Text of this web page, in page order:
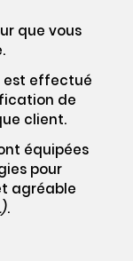
que vous
est effectué
de
client.
équipées
pour
agréable
.